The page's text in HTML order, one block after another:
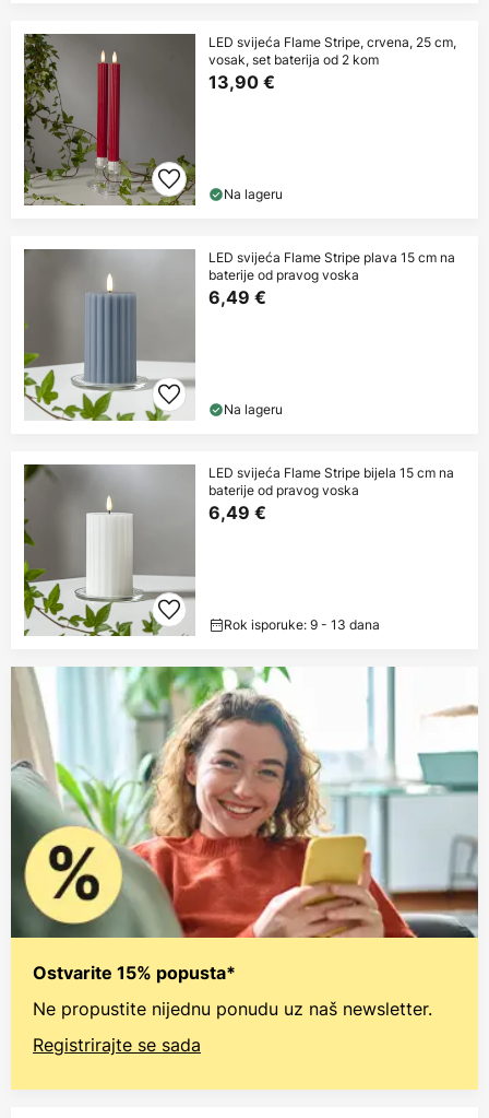
LED svijeća Flame Stripe, crvena, 25 cm,
vosak, set baterija od 2 kom
13,90 €
Na lageru
LED svijeća Flame Stripe plava 15 cm na
baterije od pravog voska
6,49 €
Na lageru
LED svijeća Flame Stripe bijela 15 cm na
baterije od pravog voska
6,49 €
Rok isporuke: 9 - 13 dana
Ostvarite 15% popusta*
Ne propustite nijednu ponudu uz naš newsletter.
Registrirajte se sada